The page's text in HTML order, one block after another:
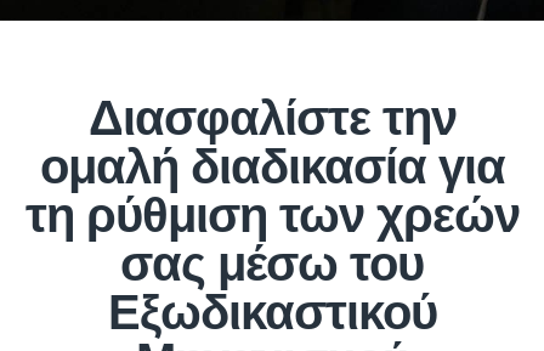
Διασφαλίστε την
ομαλή διαδικασία για
τη ρύθμιση των χρεών
σας μέσω του
Εξωδικαστικού